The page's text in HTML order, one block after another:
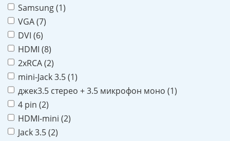
Samsung (1)
VGA (7)
DVI (6)
HDMI (8)
2xRCA (2)
mini-Jack 3.5 (1)
джек3.5 стерео + 3.5 микрофон моно (1)
4 pin (2)
HDMI-mini (2)
Jack 3.5 (2)